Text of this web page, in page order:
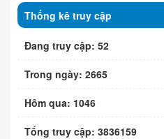
Thống kê truy cập
Đang truy cập: 52
Trong ngày: 2665
Hôm qua: 1046
Tổng truy cập: 3836159